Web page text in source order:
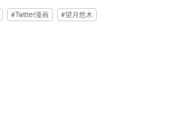
Twitter漫画 望月悠木